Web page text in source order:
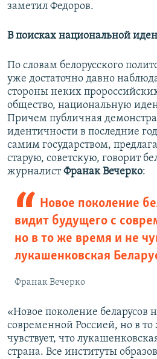
заметил Федоров.
В поисках национальной
По словам белорусского
уже достаточно давно
стороны неких
общество, национальную
Причем публичная
идентичности в последние
самим государством,
старую, советскую, говорит
журналистФранак Вечерко:
Новое поколение
видит будущего с
но в то же время и не
лукашенковская
Франак Вечерко
«Новое поколение беларусов
современной Россией, но в
чувствует, что
страна. Все институты